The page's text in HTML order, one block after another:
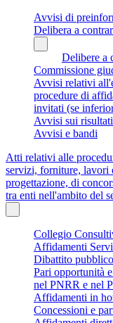
Avvisi di
Delibera a
Delibere a
Commissione
Avvisi relativi
procedure di
invitati (se
Avvisi sui
Avvisi e bandi
Atti relativi alle
servizi, forniture, lavori
progettazione, di
tra enti nell'ambito del
Collegio
Affidamenti
Dibattito pubblico
Pari opportunità
nel PNRR e nel
Affidamenti in
Concessioni e